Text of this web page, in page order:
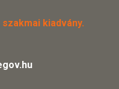
kiadvány.